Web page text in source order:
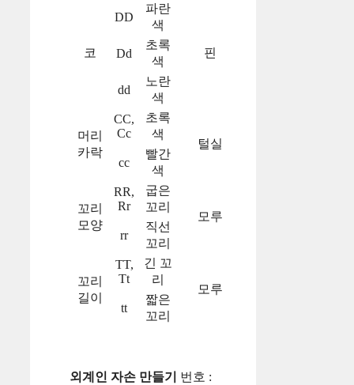
코
DD
파란
색
핀
Dd
초록
색
dd
노란
색
머리
카락
CC,
Cc
초록
색
털실
cc
빨간
색
꼬리
모양
RR,
Rr
굽은
꼬리
모루
rr
직선
꼬리
꼬리
길이
TT,
Tt
긴 꼬
리
모루
tt
짧은
꼬리
외계인 자손 만들기
번호 :